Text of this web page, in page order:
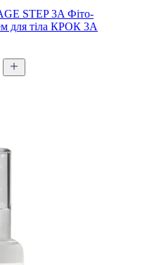
STEP 3A Фіто-
для тіла КРОК 3А